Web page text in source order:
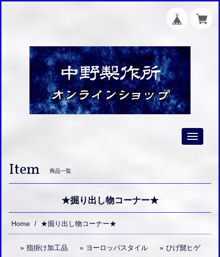
Toggle
Item 商品一覧
★掘り出し物コーナー★
Home ★掘り出し物コーナー★
指掛け加工品 ヨーロッパスタイル ひげ髭ヒゲ